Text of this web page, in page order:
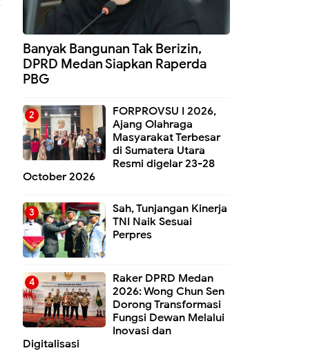
Banyak Bangunan Tak Berizin,
DPRD Medan Siapkan Raperda
PBG
FORPROVSU I 2026,
Ajang Olahraga
Masyarakat Terbesar
di Sumatera Utara
Resmi digelar 23-28
October 2026
Sah, Tunjangan Kinerja
TNI Naik Sesuai
Perpres
Raker DPRD Medan
2026: Wong Chun Sen
Dorong Transformasi
Fungsi Dewan Melalui
Inovasi dan
Digitalisasi